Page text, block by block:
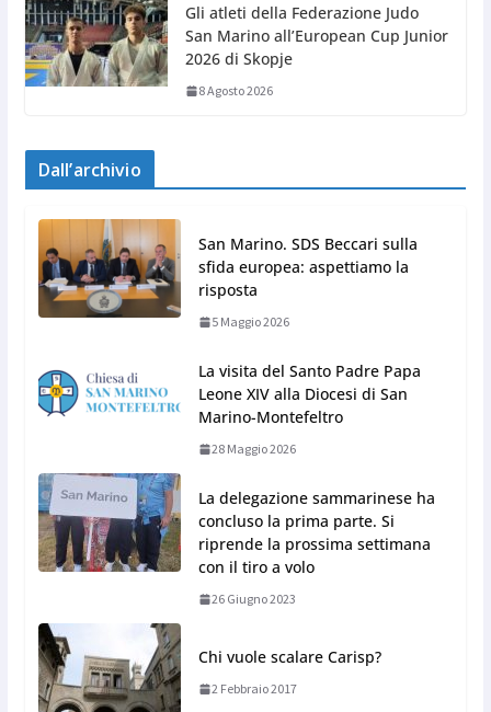
Gli atleti della Federazione Judo
San Marino all’European Cup Junior
2026 di Skopje
8 Agosto 2026
Dall’archivio
San Marino. SDS Beccari sulla
sfida europea: aspettiamo la
risposta
5 Maggio 2026
La visita del Santo Padre Papa
Leone XIV alla Diocesi di San
Marino-Montefeltro
28 Maggio 2026
La delegazione sammarinese ha
concluso la prima parte. Si
riprende la prossima settimana
con il tiro a volo
26 Giugno 2023
Chi vuole scalare Carisp?
2 Febbraio 2017